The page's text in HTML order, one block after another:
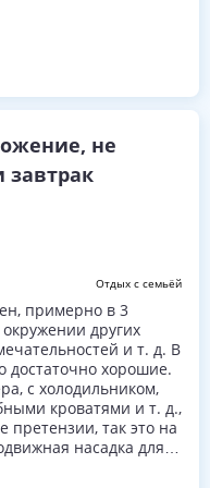
не
Отдых с семьёй
примерно в 3
других
и т. д. В
достаточно хорошие.
с холодильником,
кроватями и т. д.,
так это на
насадка для
своем месте во время